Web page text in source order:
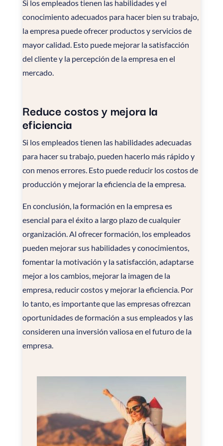
Si los empleados tienen las habilidades y el
conocimiento adecuados para hacer bien su trabajo,
la empresa puede ofrecer productos y servicios de
mayor calidad. Esto puede mejorar la satisfacción
del cliente y la percepción de la empresa en el
mercado.
Reduce costos y mejora la
eficiencia
Si los empleados tienen las habilidades adecuadas
para hacer su trabajo, pueden hacerlo más rápido y
con menos errores. Esto puede reducir los costos de
producción y mejorar la eficiencia de la empresa.
En conclusión, la formación en la empresa es
esencial para el éxito a largo plazo de cualquier
organización. Al ofrecer formación, los empleados
pueden mejorar sus habilidades y conocimientos,
fomentar la motivación y la satisfacción, adaptarse
mejor a los cambios, mejorar la imagen de la
empresa, reducir costos y mejorar la eficiencia. Por
lo tanto, es importante que las empresas ofrezcan
oportunidades de formación a sus empleados y las
consideren una inversión valiosa en el futuro de la
empresa.